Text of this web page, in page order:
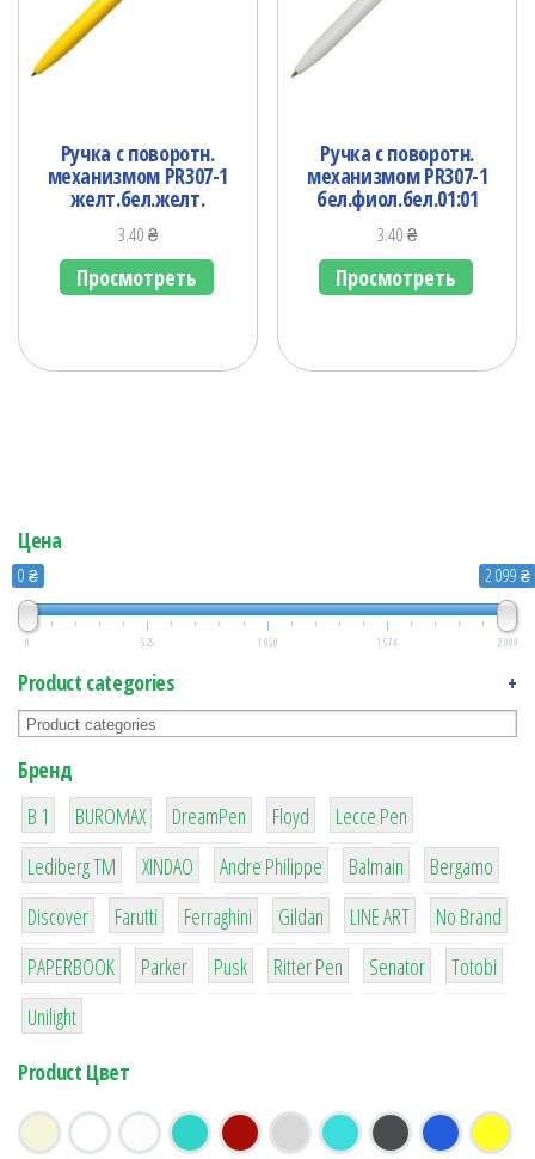
Ручка с поворотн.
механизмом PR307-1
желт.бел.желт.
3.40₴
Просмотреть
Ручка с поворотн.
механизмом PR307-1
бел.фиол.бел.01:01
3.40₴
Просмотреть
Цена
0 ₴ 2 099 ₴
0 525 1 050 1 574 2 099
Product categories +
Бренд
B 1
1
BUROMAX
1
DreamPen
2
Floyd
2
Lecce Pen
3
Lediberg ТМ
3
XINDAO
1
Andre Philippe
4
Balmain
26
Bergamo
64
Discover
299
Farutti
4
Ferraghini
42
Gildan
4
LINE ART
90
No Brand
8
PAPERBOOK
6
Parker
2
Pusk
22
Ritter Pen
15
Senator
43
Totobi
1
Unilight
Product Цвет